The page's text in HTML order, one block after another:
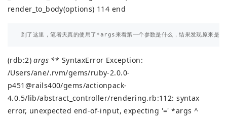
render_to_body(options) 114 end
(rdb:2)args ** SyntaxError Exception:
/Users/ane/.rvm/gems/ruby-2.0.0-
p451@rails400/gems/actionpack-
4.0.5/lib/abstract_controller/rendering.rb:112: syntax
error, unexpected end-of-input, expecting '=' *args ^